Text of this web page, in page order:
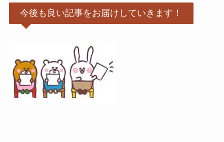
今後も良い記事をお届けしていきます！